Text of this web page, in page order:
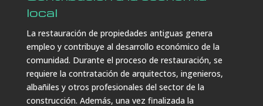
local
La restauración de propiedades antiguas genera
empleo y contribuye al desarrollo económico de la
comunidad. Durante el proceso de restauración, se
requiere la contratación de arquitectos, ingenieros,
albañiles y otros profesionales del sector de la
construcción. Además, una vez finalizada la